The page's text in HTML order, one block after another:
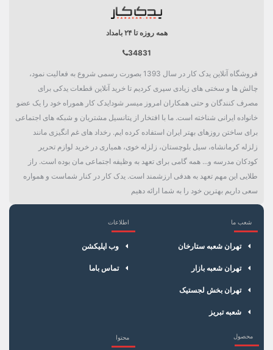
همه روزه تا ۲۴ بامداد
34831
فروشگاه آنلاین یدک کار در سال 1393 بصورت رسمی شروع به فعالیت نمود،
چالش ها و سختی های زیادی سپری کردیم تا خرید آنلاین قطعات یدکی برای
مصرف کنندگان و حتی همکاران امروز میسر شود!یدک کار هموراه خود را یک عضو
خانواده ایرانی شناخته است. ما با افتخار از پتانسیل مشتریان و شبکه های اجتماعی
برای ساختن روزهای بهتر ایران استفاده کرده ایم. رخداد های غم انگیزی مانند
زلزله کرمانشاه، سیل بلوچستان، زلزله خوی، همیاری در خرید لوازم تحریر
کودکان مدرسه و... همه گامی برای تعهد به وظیفه اجتماعی مان بوده است. راز
طلایی این مهم تعهد به هدفی ارزشمند است. یدک کار در کنار شماست و همواره
سعی داریم بهترین خود را به شما ارائه دهیم
شعب ما
تهران شعبه ستارخان
تهران شعبه بازار
تهران بخش لجستیک
شعبه تبریز
اطلاعات
وب اپلیکشن
تماس باما
محصول محتوا
×